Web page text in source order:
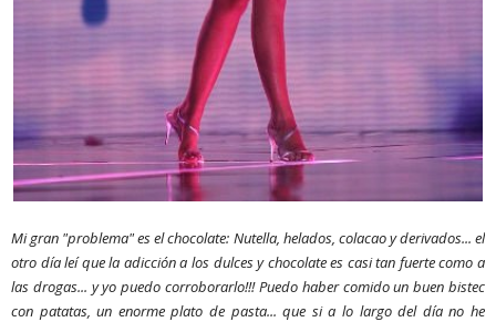
Mi gran "problema" es el chocolate: Nutella, helados, colacao y derivados... el
otro día leí que la adicción a los dulces y chocolate es casi tan fuerte como a
las drogas... y yo puedo corroborarlo!!! Puedo haber comido un buen bistec
con patatas, un enorme plato de pasta... que si a lo largo del día no he